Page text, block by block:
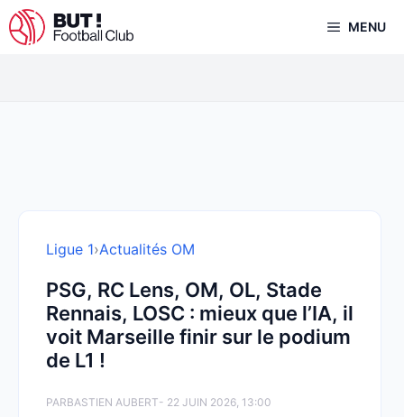
Aller
au
MENU
Ligue 1›Actualités OM
PSG, RC Lens, OM, OL, Stade
Rennais, LOSC : mieux que l’IA, il
voit Marseille finir sur le podium
de L1 !
PARBASTIEN AUBERT- 22 JUIN 2026, 13:00